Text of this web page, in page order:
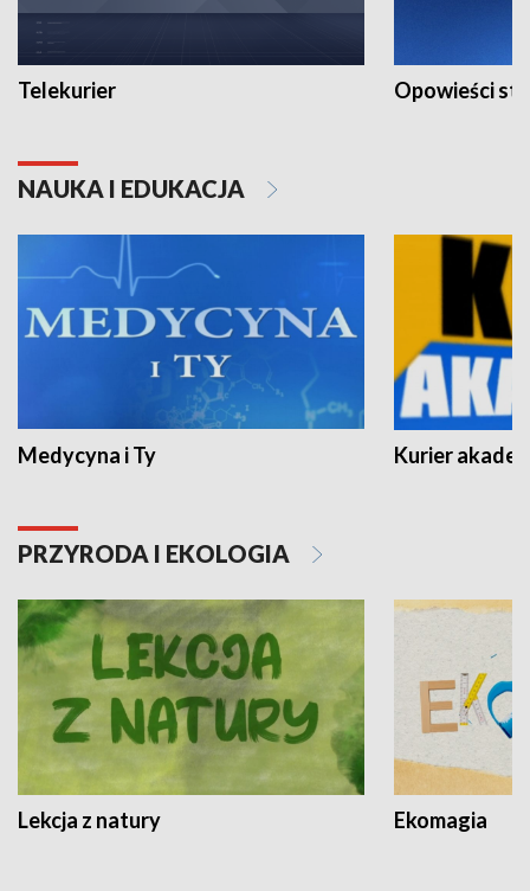
Telekurier Opowieści
NAUKA I EDUKACJA
Medycyna i Ty Kurier
PRZYRODA I EKOLOGIA
Lekcja z natury Ekomagia